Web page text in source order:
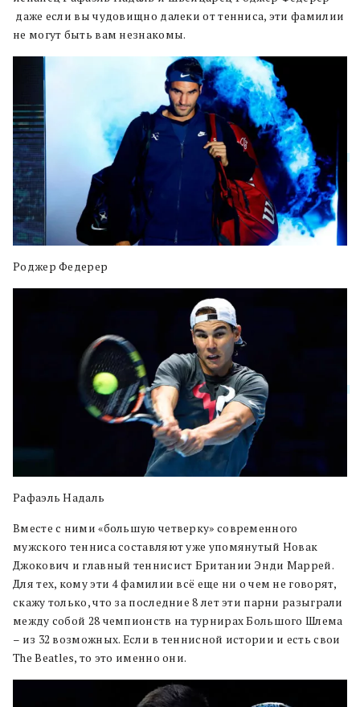
даже если вы чудовищно далеки от тенниса, эти фамилии
не могут быть вам незнакомы.
Роджер Федерер
Рафаэль Надаль
Вместе с ними «большую четверку» современного
мужского тенниса составляют уже упомянутый Новак
Джокович и главный теннисист Британии Энди Маррей.
Для тех, кому эти 4 фамилии всё еще ни о чем не говорят,
скажу только, что за последние 8 лет эти парни разыграли
между собой 28 чемпионств на турнирах Большого Шлема
– из 32 возможных. Если в теннисной истории и есть свои
The Beatles, то это именно они.